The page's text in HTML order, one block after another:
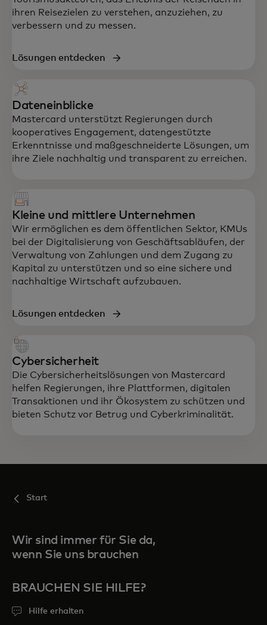
ihren Reisezielen zu verstehen, anzuziehen, zu
verbessern und zu messen.
Lösungen entdecken
Dateneinblicke
Mastercard unterstützt Regierungen durch
kooperatives Engagement, datengestützte
Erkenntnisse und maßgeschneiderte Lösungen, um
ihre Ziele nachhaltig und transparent zu erreichen.
Kleine und mittlere Unternehmen
Wir ermöglichen es dem öffentlichen Sektor, KMUs
bei der Digitalisierung von Geschäftsabläufen, der
Verwaltung von Zahlungen und dem Zugang zu
Kapital zu unterstützen und so eine sichere und
nachhaltige Wirtschaft aufzubauen.
Lösungen entdecken
Cybersicherheit
Die Cybersicherheitslösungen von Mastercard
helfen Regierungen, ihre Plattformen, digitalen
Transaktionen und ihr Ökosystem zu schützen und
bieten Schutz vor Betrug und Cyberkriminalität.
Start
Wir sind immer für Sie da,
wenn Sie uns brauchen
BRAUCHEN SIE HILFE?
Hilfe erhalten